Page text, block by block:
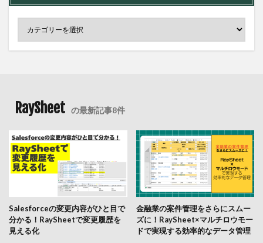
RaySheet の最新記事8件
Salesforceの変更内容がひと目で
分かる！RaySheetで変更履歴を
見える化
金融業の案件管理をさらにスムー
ズに！RaySheet×マルチロウモー
ドで実現する効率的なデータ管理